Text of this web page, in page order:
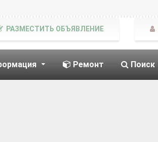
Ремонт Поиск
РАЗМЕСТИТЬ ОБЪЯВЛЕНИЕ